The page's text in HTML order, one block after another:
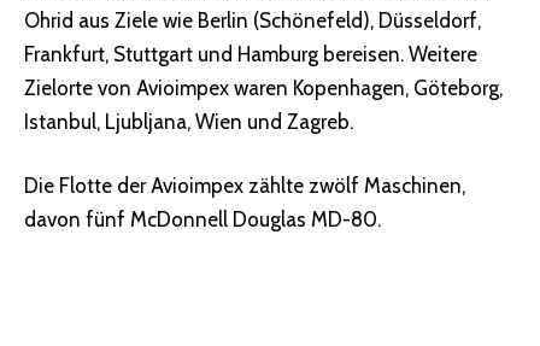
Ohrid aus Ziele wie Berlin (Schönefeld), Düsseldorf,
Frankfurt, Stuttgart und Hamburg bereisen. Weitere
Zielorte von Avioimpex waren Kopenhagen, Göteborg,
Istanbul, Ljubljana, Wien und Zagreb.
Die Flotte der Avioimpex zählte zwölf Maschinen,
davon fünf McDonnell Douglas MD-80.